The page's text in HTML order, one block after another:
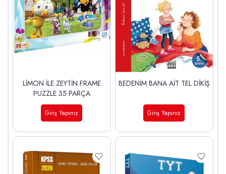
LİMON İLE ZEYTİN FRAME
PUZZLE 35 PARÇA
Giriş Yapınız
BEDENİM BANA AİT TEL DİKİŞ
Giriş Yapınız